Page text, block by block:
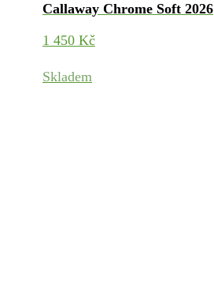
Callaway Chrome Soft 2026
1 450 Kč
Skladem